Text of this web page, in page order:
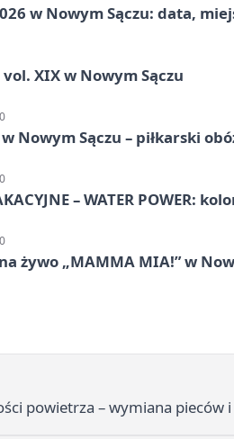
w Nowym Sączu: data,
XIX w Nowym Sączu
Nowym Sączu – piłkarski
– WATER POWER:
żywo „MAMMA MIA!” w
powietrza – wymiana